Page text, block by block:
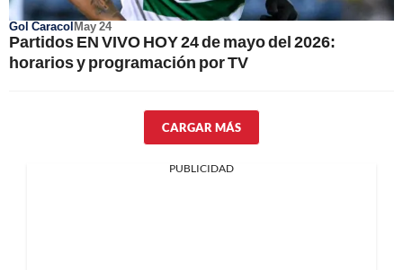
Gol CaracolMay 24
Partidos EN VIVO HOY 24 de mayo del 2026:
horarios y programación por TV
CARGAR MÁS
PUBLICIDAD